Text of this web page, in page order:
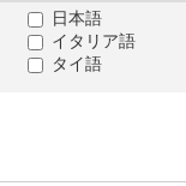
日本語
イタリア語
タイ語